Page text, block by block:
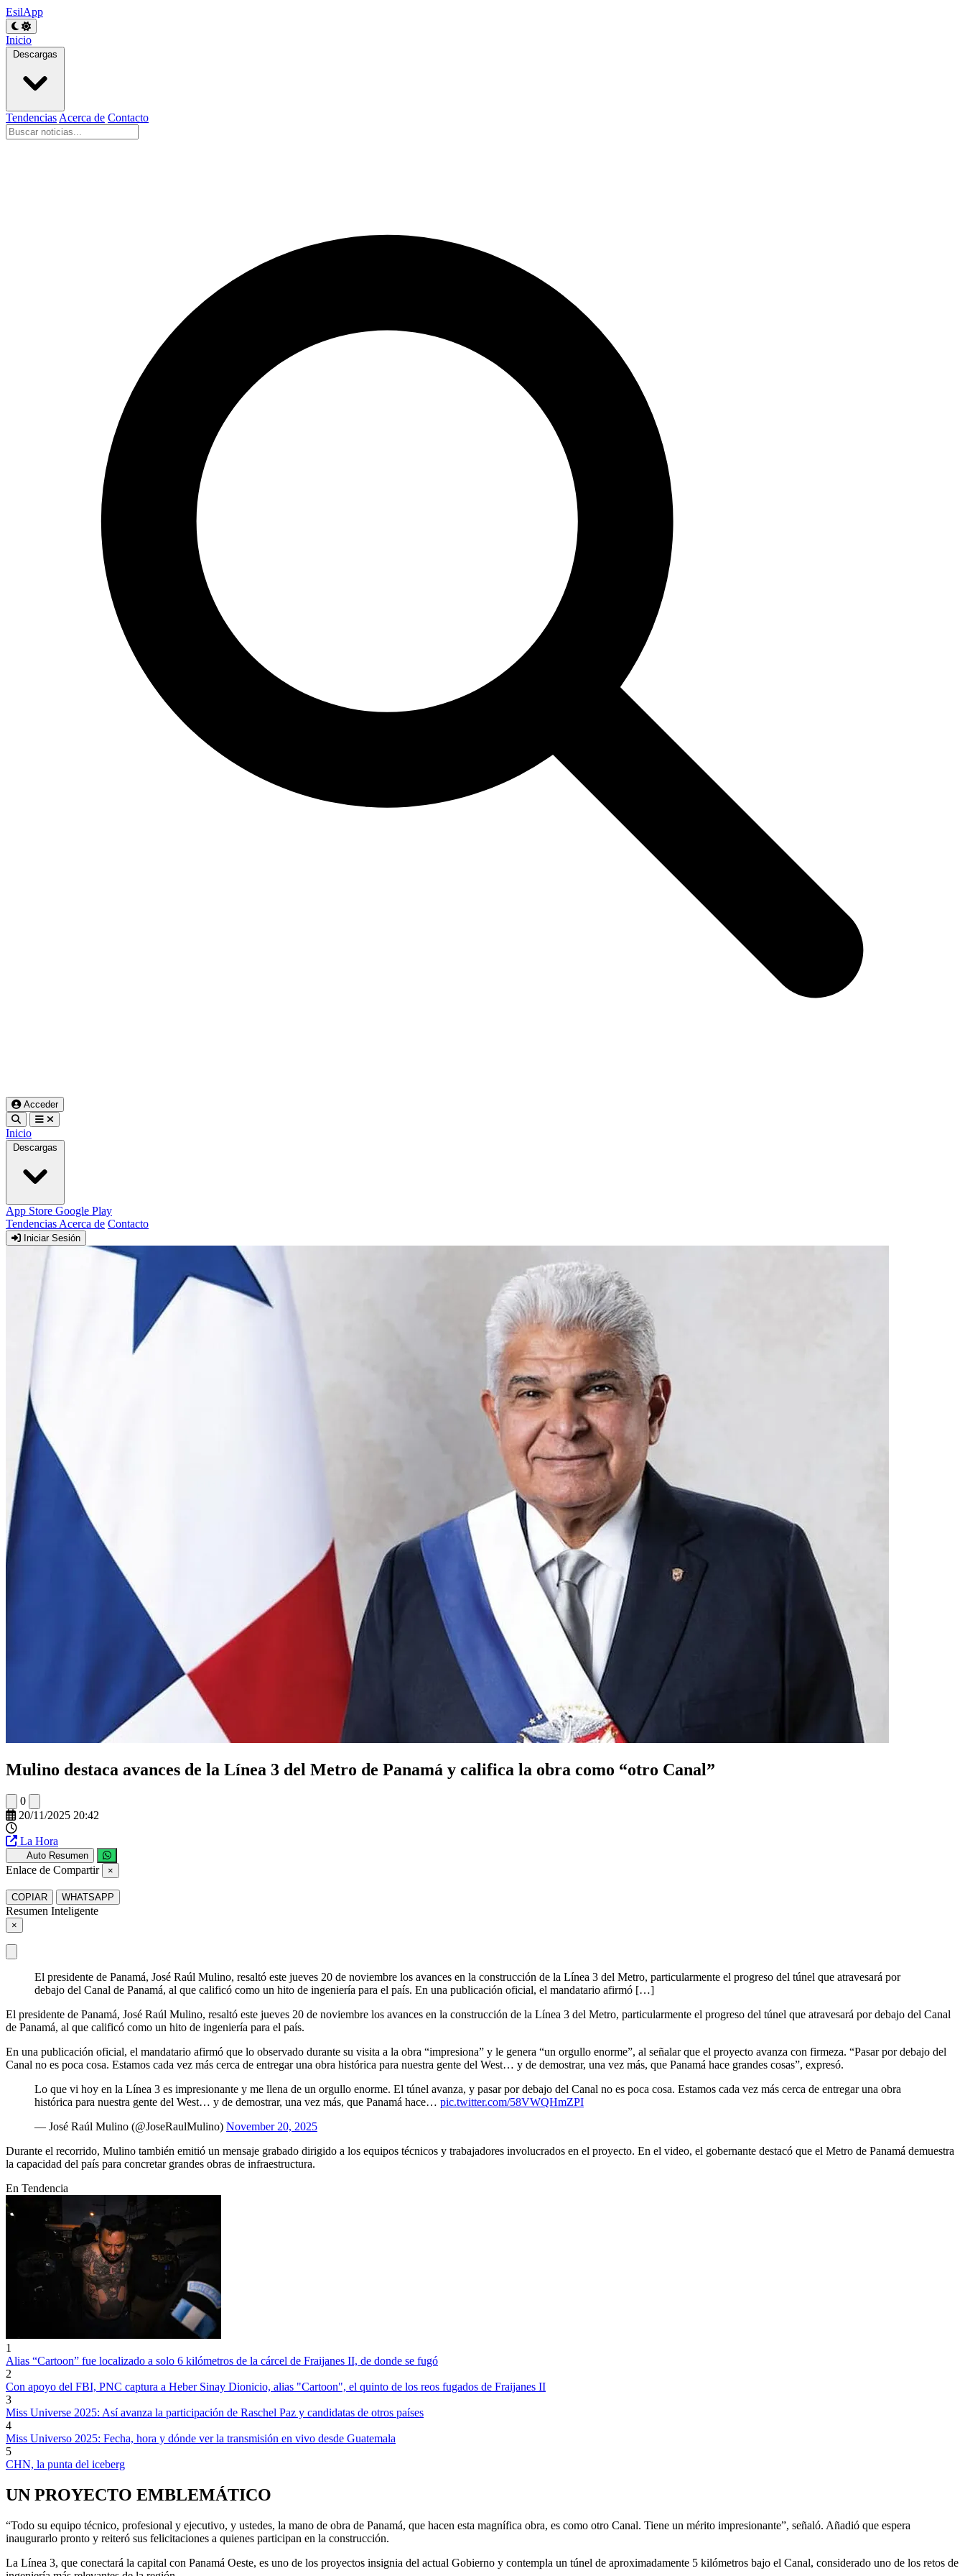
EsilApp
Inicio
Descargas
Tendencias Acerca de Contacto
Acceder
Inicio
Descargas
App Store Google Play
Tendencias Acerca de Contacto
Iniciar Sesión
Mulino destaca avances de la Línea 3 del Metro de Panamá y califica la obra como “otro Canal”
0
20/11/2025 20:42
La Hora
Auto Resumen
Enlace de Compartir ×
COPIAR WHATSAPP
Resumen Inteligente
×
El presidente de Panamá, José Raúl Mulino, resaltó este jueves 20 de noviembre los avances en la construcción de la Línea 3 del Metro, particularmente el progreso del túnel que atravesará por
debajo del Canal de Panamá, al que calificó como un hito de ingeniería para el país. En una publicación oficial, el mandatario afirmó […]
El presidente de Panamá, José Raúl Mulino, resaltó este jueves 20 de noviembre los avances en la construcción de la Línea 3 del Metro, particularmente el progreso del túnel que atravesará por debajo del Canal
de Panamá, al que calificó como un hito de ingeniería para el país.
En una publicación oficial, el mandatario afirmó que lo observado durante su visita a la obra “impresiona” y le genera “un orgullo enorme”, al señalar que el proyecto avanza con firmeza. “Pasar por debajo del
Canal no es poca cosa. Estamos cada vez más cerca de entregar una obra histórica para nuestra gente del West… y de demostrar, una vez más, que Panamá hace grandes cosas”, expresó.
Lo que vi hoy en la Línea 3 es impresionante y me llena de un orgullo enorme. El túnel avanza, y pasar por debajo del Canal no es poca cosa. Estamos cada vez más cerca de entregar una obra
histórica para nuestra gente del West… y de demostrar, una vez más, que Panamá hace… pic.twitter.com/58VWQHmZPI
— José Raúl Mulino (@JoseRaulMulino) November 20, 2025
Durante el recorrido, Mulino también emitió un mensaje grabado dirigido a los equipos técnicos y trabajadores involucrados en el proyecto. En el video, el gobernante destacó que el Metro de Panamá demuestra
la capacidad del país para concretar grandes obras de infraestructura.
En Tendencia
1
Alias “Cartoon” fue localizado a solo 6 kilómetros de la cárcel de Fraijanes II, de donde se fugó
2
Con apoyo del FBI, PNC captura a Heber Sinay Dionicio, alias "Cartoon", el quinto de los reos fugados de Fraijanes II
3
Miss Universe 2025: Así avanza la participación de Raschel Paz y candidatas de otros países
4
Miss Universo 2025: Fecha, hora y dónde ver la transmisión en vivo desde Guatemala
5
CHN, la punta del iceberg
UN PROYECTO EMBLEMÁTICO
“Todo su equipo técnico, profesional y ejecutivo, y ustedes, la mano de obra de Panamá, que hacen esta magnífica obra, es como otro Canal. Tiene un mérito impresionante”, señaló. Añadió que espera
inaugurarlo pronto y reiteró sus felicitaciones a quienes participan en la construcción.
La Línea 3, que conectará la capital con Panamá Oeste, es uno de los proyectos insignia del actual Gobierno y contempla un túnel de aproximadamente 5 kilómetros bajo el Canal, considerado uno de los retos de